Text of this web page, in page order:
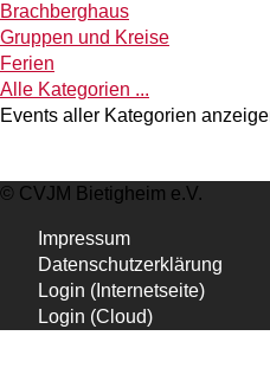
Brachberghaus
Gruppen und Kreise
Ferien
Alle Kategorien ...
Events aller Kategorien
© CVJM Bietigheim e.V.
Impressum
Datenschutzerklärung
Login (Internetseite)
Login (Cloud)